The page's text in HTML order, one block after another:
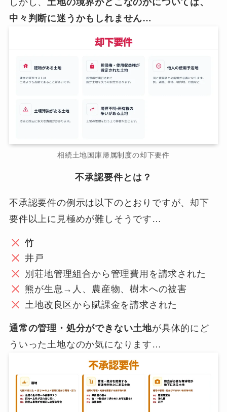
しかし、土地の境界がどこなのかについては、
中々判断に迷うかもしれません…
相続土地国庫帰属制度の却下要件
不承認要件とは？
不承認要件の例示は以下のとおりですが、却下
要件以上に見極めが難しそうです…
竹
井戸
別荘地管理組合から管理費用を請求された
熊が生息→人、農産物、樹木への被害
土地改良区から賦課金を請求された
通常の管理・処分ができない土地が具体的にど
ういった土地なのか気になります…